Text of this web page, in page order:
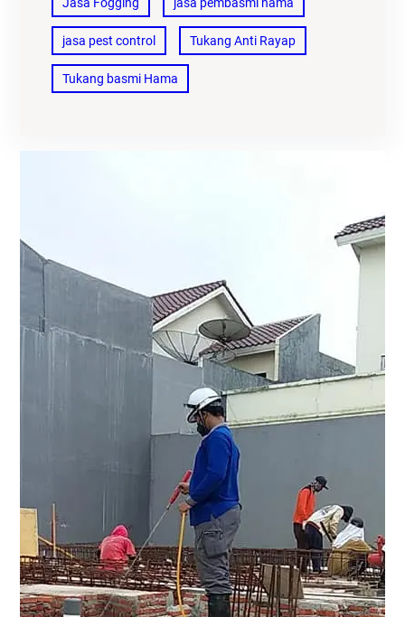
jasa pest control Tukang Anti Rayap
Tukang basmi Hama